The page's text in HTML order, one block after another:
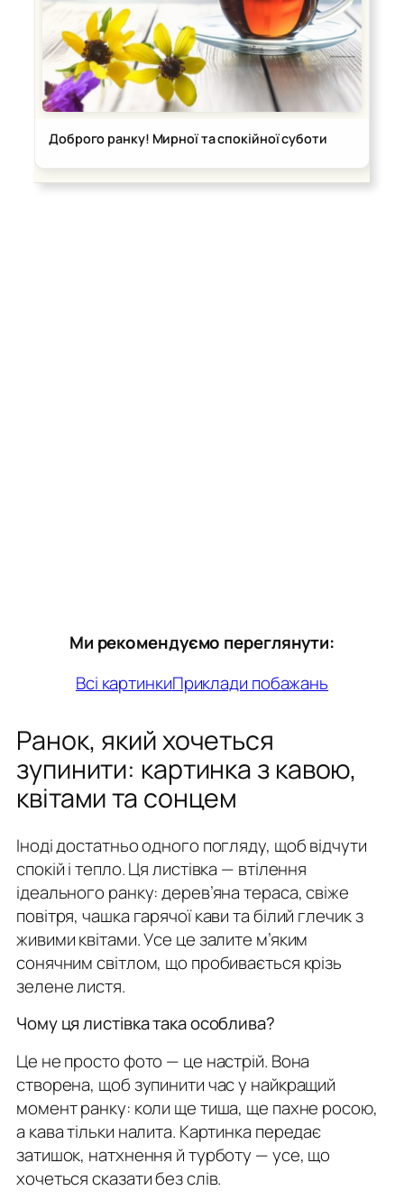
Доброго ранку! Мирної та спокійної суботи
Ми рекомендуємо переглянути:
Всі картинкиПриклади побажань
Ранок, який хочеться
зупинити: картинка з кавою,
квітами та сонцем
Іноді достатньо одного погляду, щоб відчути
спокій і тепло. Ця листівка — втілення
ідеального ранку: дерев’яна тераса, свіже
повітря, чашка гарячої кави та білий глечик з
живими квітами. Усе це залите м’яким
сонячним світлом, що пробивається крізь
зелене листя.
Чому ця листівка така особлива?
Це не просто фото — це настрій. Вона
створена, щоб зупинити час у найкращий
момент ранку: коли ще тиша, ще пахне росою,
а кава тільки налита. Картинка передає
затишок, натхнення й турботу — усе, що
хочеться сказати без слів.